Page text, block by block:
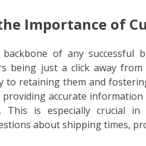
Importance of
of any successful
being just a click away
to retaining them and
providing accurate
This is especially crucial
about shipping times,